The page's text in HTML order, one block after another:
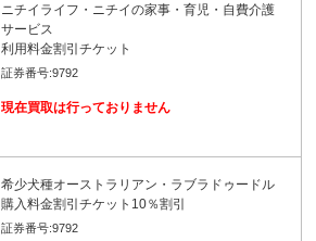
ニチイライフ・ニチイの家事・育児・自費介護
サービス
利用料金割引チケット
証券番号:9792
現在買取は行っておりません
希少犬種オーストラリアン・ラブラドゥードル
購入料金割引チケット10％割引
証券番号:9792